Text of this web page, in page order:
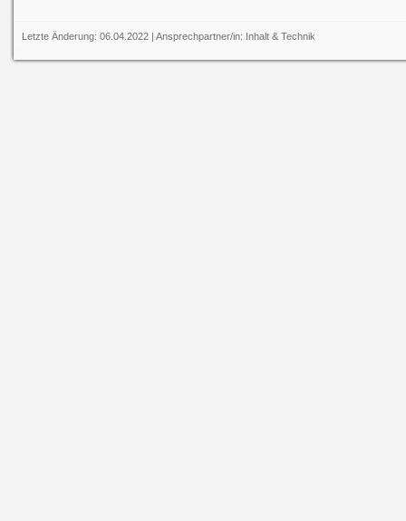
Letzte Änderung: 06.04.2022 | Ansprechpartner/in: Inhalt &Technik